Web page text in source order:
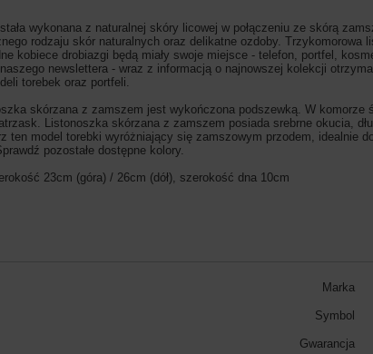
wykonana z naturalnej skóry licowej w połączeniu ze skórą
rodzaju skór naturalnych oraz delikatne ozdoby.
kobiece drobiazgi będą miały swoje miejsce - telefon, portfel,
newslettera - wraz z informacją o najnowszej kolekcji
torebek oraz portfeli.
skórzana z zamszem jest wykończona podszewką. W
Listonoszka skórzana z zamszem posiada srebrne okucia,
ten model torebki wyróżniający się zamszowym przodem,
pozostałe dostępne kolory.
23cm (góra) / 26cm (dół), szerokość dna 10cm
Marka
Symbol
Gwarancja